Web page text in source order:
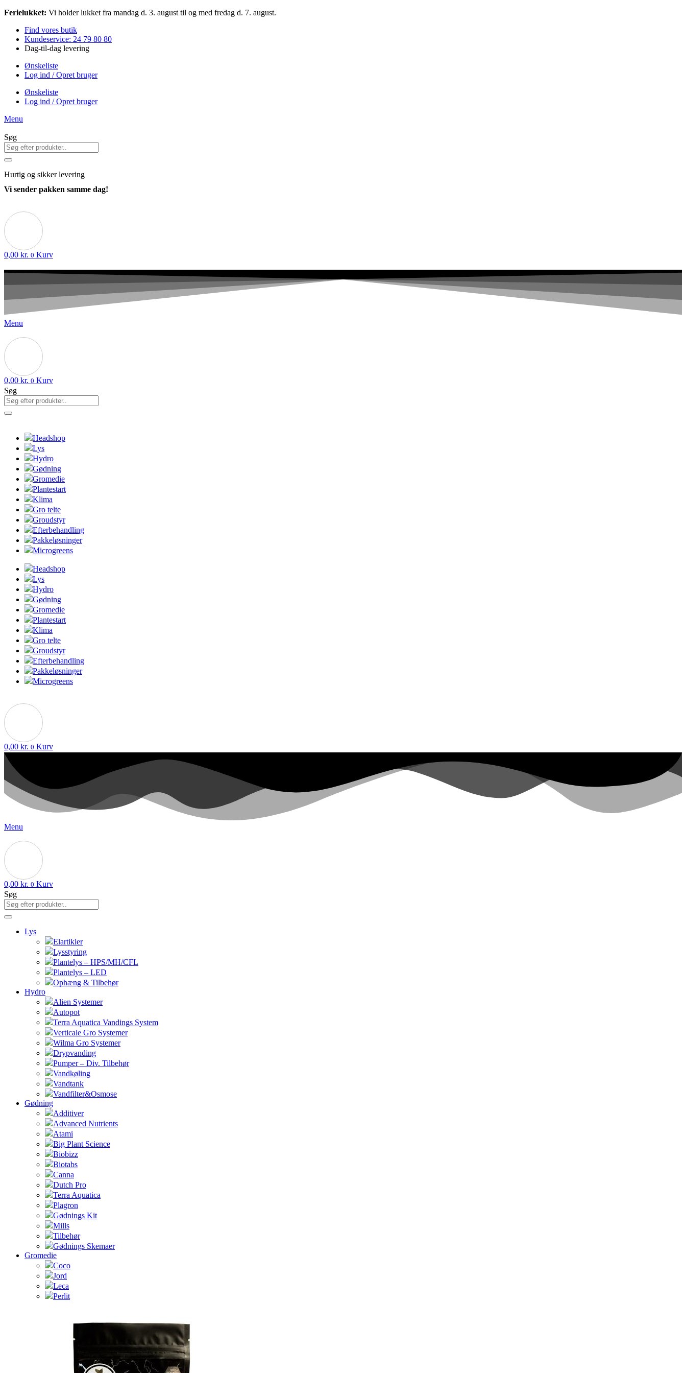
Videre
indhold
Ferielukket: Vi holder lukket fra mandag d. 3. august til og med fredag d. 7. august.
Find vores butik
Kundeservice: 24 79 80 80
Dag-til-dag levering
Ønskeliste
Log ind / Opret bruger
Ønskeliste
Log ind / Opret bruger
Menu
Søg
Hurtig og sikker levering
Vi sender pakken samme dag!
0,00 kr. 0 Kurv
Menu
0,00 kr. 0 Kurv
Søg
Headshop
Lys
Hydro
Gødning
Gromedie
Plantestart
Klima
Gro telte
Groudstyr
Efterbehandling
Pakkeløsninger
Microgreens
Headshop
Lys
Hydro
Gødning
Gromedie
Plantestart
Klima
Gro telte
Groudstyr
Efterbehandling
Pakkeløsninger
Microgreens
0,00 kr. 0 Kurv
Menu
0,00 kr. 0 Kurv
Søg
Lys
Elartikler
Lysstyring
Plantelys – HPS/MH/CFL
Plantelys – LED
Ophæng & Tilbehør
Hydro
Alien Systemer
Autopot
Terra Aquatica Vandings System
Verticale Gro Systemer
Wilma Gro Systemer
Drypvanding
Pumper – Div. Tilbehør
Vandkøling
Vandtank
Vandfilter&Osmose
Gødning
Additiver
Advanced Nutrients
Atami
Big Plant Science
Biobizz
Biotabs
Canna
Dutch Pro
Terra Aquatica
Plagron
Gødnings Kit
Mills
Tilbehør
Gødnings Skemaer
Gromedie
Coco
Jord
Leca
Perlit